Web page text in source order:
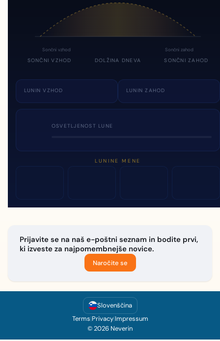
Sončni vzhod Sončni zahod
SONČNI VZHOD DOLŽINA DNEVA SONČNI ZAHOD
LUNIN VZHOD LUNIN ZAHOD
OSVETLJENOST LUNE
LUNINE MENE
Prijavite se na naš e-poštni seznam in bodite prvi,
ki izveste za najpomembnejše novice.
Naročite se
Slovenščina
Terms|Privacy|Impressum
© 2026 Neverin